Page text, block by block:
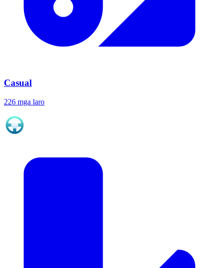
Casual
226 mga laro